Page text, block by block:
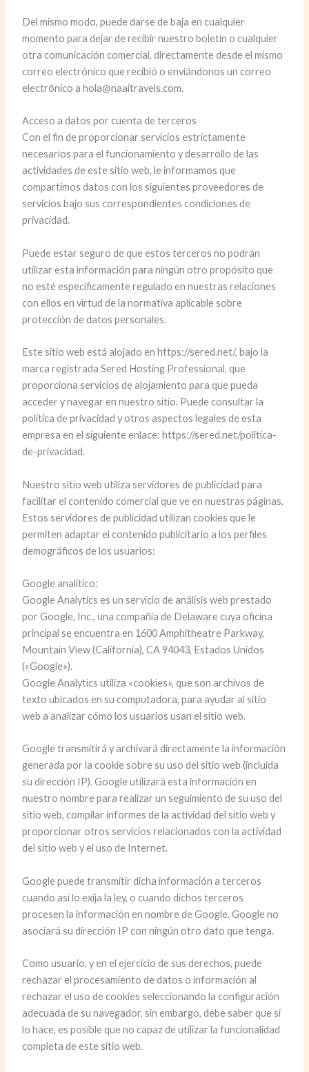
Del mismo modo, puede darse de baja en cualquier
momento para dejar de recibir nuestro boletín o cualquier
otra comunicación comercial, directamente desde el mismo
correo electrónico que recibió o enviándonos un correo
electrónico a hola@naaitravels.com.
Acceso a datos por cuenta de terceros
Con el fin de proporcionar servicios estrictamente
necesarios para el funcionamiento y desarrollo de las
actividades de este sitio web, le informamos que
compartimos datos con los siguientes proveedores de
servicios bajo sus correspondientes condiciones de
privacidad.
Puede estar seguro de que estos terceros no podrán
utilizar esta información para ningún otro propósito que
no esté específicamente regulado en nuestras relaciones
con ellos en virtud de la normativa aplicable sobre
protección de datos personales.
Este sitio web está alojado en https://sered.net/, bajo la
marca registrada Sered Hosting Professional, que
proporciona servicios de alojamiento para que pueda
acceder y navegar en nuestro sitio. Puede consultar la
política de privacidad y otros aspectos legales de esta
empresa en el siguiente enlace: https://sered.net/politica-
de-privacidad.
Nuestro sitio web utiliza servidores de publicidad para
facilitar el contenido comercial que ve en nuestras páginas.
Estos servidores de publicidad utilizan cookies que le
permiten adaptar el contenido publicitario a los perfiles
demográficos de los usuarios:
Google analitico:
Google Analytics es un servicio de análisis web prestado
por Google, Inc., una compañía de Delaware cuya oficina
principal se encuentra en 1600 Amphitheatre Parkway,
Mountain View (California), CA 94043, Estados Unidos
(«Google»).
Google Analytics utiliza «cookies», que son archivos de
texto ubicados en su computadora, para ayudar al sitio
web a analizar cómo los usuarios usan el sitio web.
Google transmitirá y archivará directamente la información
generada por la cookie sobre su uso del sitio web (incluida
su dirección IP). Google utilizará esta información en
nuestro nombre para realizar un seguimiento de su uso del
sitio web, compilar informes de la actividad del sitio web y
proporcionar otros servicios relacionados con la actividad
del sitio web y el uso de Internet.
Google puede transmitir dicha información a terceros
cuando así lo exija la ley, o cuando dichos terceros
procesen la información en nombre de Google. Google no
asociará su dirección IP con ningún otro dato que tenga.
Como usuario, y en el ejercicio de sus derechos, puede
rechazar el procesamiento de datos o información al
rechazar el uso de cookies seleccionando la configuración
adecuada de su navegador, sin embargo, debe saber que si
lo hace, es posible que no capaz de utilizar la funcionalidad
completa de este sitio web.